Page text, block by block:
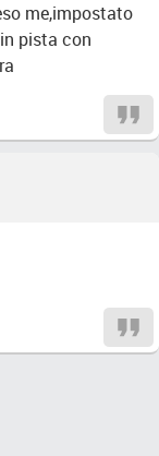
me,impostato
pista con